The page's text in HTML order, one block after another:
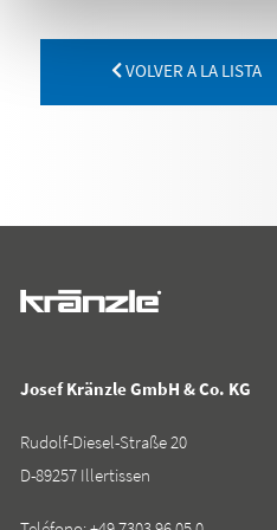
VOLVER A LA LISTA
Josef Kränzle GmbH & Co. KG
Rudolf-Diesel-Straße 20
D-89257 Illertissen